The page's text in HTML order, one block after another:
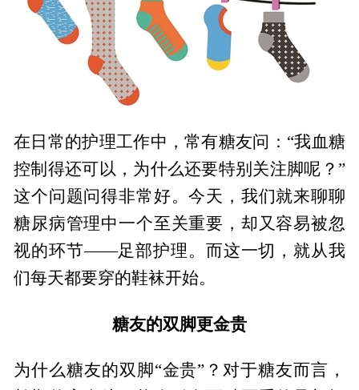
在日常的护理工作中，常有糖友问：“我血糖
控制得还可以，为什么还要特别关注脚呢？”
这个问题问得非常好。今天，我们就来聊聊
糖尿病管理中一个至关重要，却又容易被忽
视的环节——足部护理。而这一切，就从我
们每天都要穿的鞋袜开始。
糖友的双脚更金贵
为什么糖友的双脚“金贵”？对于糖友而言，